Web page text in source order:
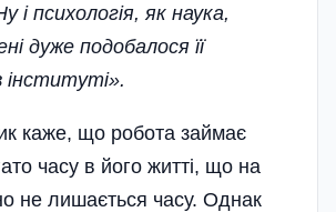
і психологія, як наука,
дуже подобалося її
інституті».
каже, що робота займає
часу в його житті, що на
не лишається часу. Однак